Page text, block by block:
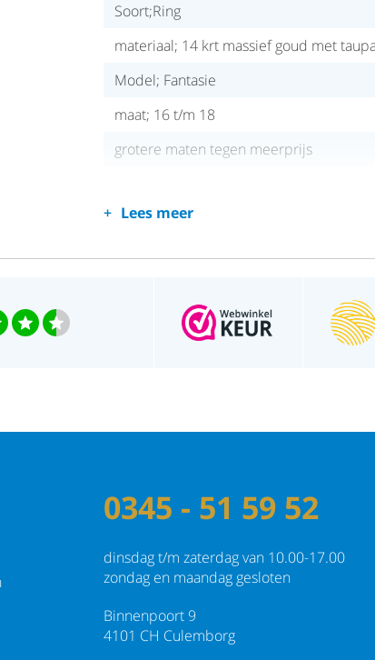
Soort;Ring
materiaal; 14 krt massief goud met
Model; Fantasie
maat; 16 t/m 18
grotere maten tegen meerprijs
Lees meer
0345 - 51 59 52
dinsdag t/m zaterdag van 10.00-17.00
zondag en maandag gesloten
Binnenpoort 9
4101 CH Culemborg